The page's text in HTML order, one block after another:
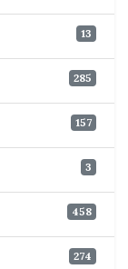
13
285
157
3
458
274